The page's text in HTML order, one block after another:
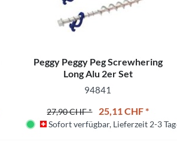
Peggy Peggy Peg Screwhering
Long Alu 2er Set
94841
27,90 CHF * 25,11 CHF *
Sofort verfügbar, Lieferzeit 2-3 Tage